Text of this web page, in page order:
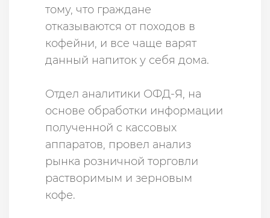
тому, что граждане
отказываются от походов в
кофейни, и все чаще варят
данный напиток у себя дома.
Отдел аналитики ОФД-Я, на
основе обработки информации
полученной с кассовых
аппаратов, провел анализ
рынка розничной торговли
растворимым и зерновым
кофе.